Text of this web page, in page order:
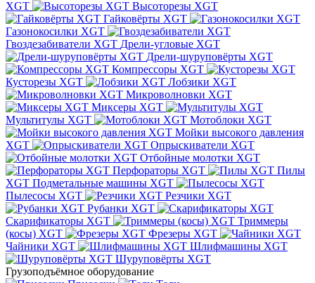
XGT
Высоторезы XGT
Гайковёрты XGT
Газонокосилки XGT
Гвоздезабиватели XGT Дрели-угловые XGT
Дрели-шуруповёрты XGT
Компрессоры XGT
Кусторезы XGT
Лобзики XGT
Микроволновки XGT
Миксеры XGT
Мультитулы XGT
Мотоблоки XGT
Мойки высокого давления
XGT
Опрыскиватели XGT
Отбойные молотки XGT
Перфораторы XGT
Пилы
XGT Подметальные машины XGT
Пылесосы XGT
Резчики XGT
Рубанки XGT
Скарификаторы XGT
Триммеры
(косы) XGT
Фрезеры XGT
Чайники XGT
Шлифмашины XGT
Шуруповёрты XGT
Грузоподъёмное оборудование